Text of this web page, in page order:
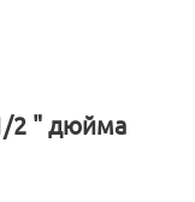
2 " дюйма